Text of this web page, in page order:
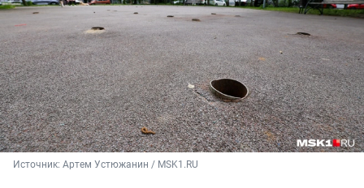
Источник: Артем Устюжанин / MSK1.RU